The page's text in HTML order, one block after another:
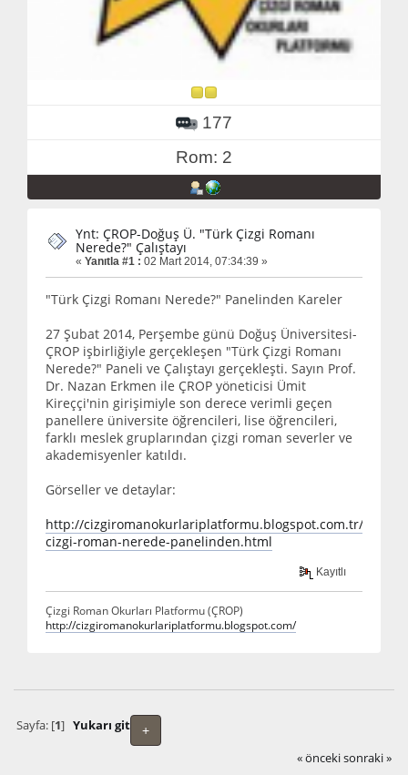
177
Rom: 2
Ynt: ÇROP-Doğuş Ü. "Türk Çizgi Romanı
Nerede?" Çalıştayı
« Yanıtla #1 : 02 Mart 2014, 07:34:39 »
"Türk Çizgi Romanı Nerede?" Panelinden Kareler
27 Şubat 2014, Perşembe günü Doğuş Üniversitesi-
ÇROP işbirliğiyle gerçekleşen "Türk Çizgi Romanı
Nerede?" Paneli ve Çalıştayı gerçekleşti. Sayın Prof.
Dr. Nazan Erkmen ile ÇROP yöneticisi Ümit
Kireççi'nin girişimiyle son derece verimli geçen
panellere üniversite öğrencileri, lise öğrencileri,
farklı meslek gruplarından çizgi roman severler ve
akademisyenler katıldı.
Görseller ve detaylar:
http://cizgiromanokurlariplatformu.blogspot.com.tr/2014/
cizgi-roman-nerede-panelinden.html
Kayıtlı
Çizgi Roman Okurları Platformu (ÇROP)
http://cizgiromanokurlariplatformu.blogspot.com/
+
Sayfa: [1] Yukarı git
« önceki sonraki »